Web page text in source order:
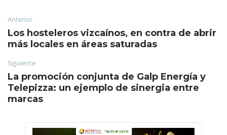
Anterior
Los hosteleros vizcaínos, en contra de abrir
más locales en áreas saturadas
Siguiente
La promoción conjunta de Galp Energía y
Telepizza: un ejemplo de sinergia entre
marcas